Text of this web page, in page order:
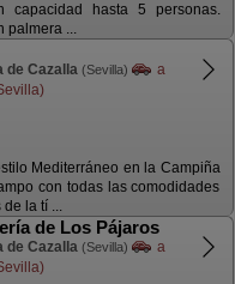
capacidad hasta 5 personas.
palmera ...
de Cazalla (Sevilla)
a
Mediterráneo en la Campiña
con todas las comodidades
la tí ...
de Los Pájaros
de Cazalla (Sevilla)
a